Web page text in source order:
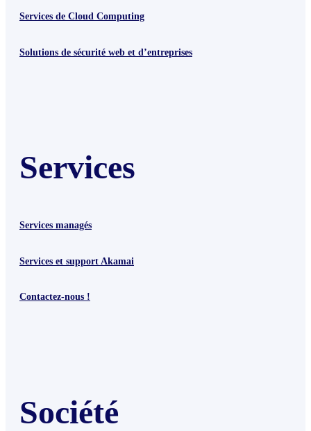
Services de Cloud Computing
Solutions de sécurité web et d’entreprises
Services
Services managés
Services et support Akamai
Contactez-nous !
Société